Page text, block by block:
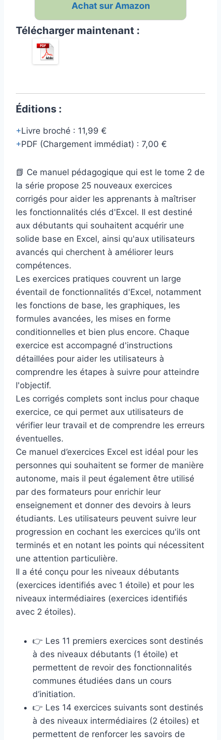
Achat sur Amazon
Télécharger maintenant :
Éditions :
Livre broché : 11,99 €
PDF (Chargement immédiat) : 7,00 €
📗 Ce manuel pédagogique qui est le tome 2 de
la série propose 25 nouveaux exercices
corrigés pour aider les apprenants à maîtriser
les fonctionnalités clés d'Excel. Il est destiné
aux débutants qui souhaitent acquérir une
solide base en Excel, ainsi qu'aux utilisateurs
avancés qui cherchent à améliorer leurs
compétences.
Les exercices pratiques couvrent un large
éventail de fonctionnalités d'Excel, notamment
les fonctions de base, les graphiques, les
formules avancées, les mises en forme
conditionnelles et bien plus encore. Chaque
exercice est accompagné d'instructions
détaillées pour aider les utilisateurs à
comprendre les étapes à suivre pour atteindre
l'objectif.
Les corrigés complets sont inclus pour chaque
exercice, ce qui permet aux utilisateurs de
vérifier leur travail et de comprendre les erreurs
éventuelles.
Ce manuel d’exercices Excel est idéal pour les
personnes qui souhaitent se former de manière
autonome, mais il peut également être utilisé
par des formateurs pour enrichir leur
enseignement et donner des devoirs à leurs
étudiants. Les utilisateurs peuvent suivre leur
progression en cochant les exercices qu'ils ont
terminés et en notant les points qui nécessitent
une attention particulière.
Il a été conçu pour les niveaux débutants
(exercices identifiés avec 1 étoile) et pour les
niveaux intermédiaires (exercices identifiés
avec 2 étoiles).
👉 Les 11 premiers exercices sont destinés
à des niveaux débutants (1 étoile) et
permettent de revoir des fonctionnalités
communes étudiées dans un cours
d’initiation.
👉 Les 14 exercices suivants sont destinés
à des niveaux intermédiaires (2 étoiles) et
permettent de renforcer les savoirs de